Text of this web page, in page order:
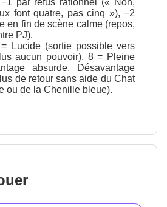
font quatre, pas cinq »), −2
en fin de scène calme (repos,
PJ).
Lucide (sortie possible vers
aucun pouvoir), 8 = Pleine
absurde, Désavantage
de retour sans aide du Chat
ou de la Chenille bleue).